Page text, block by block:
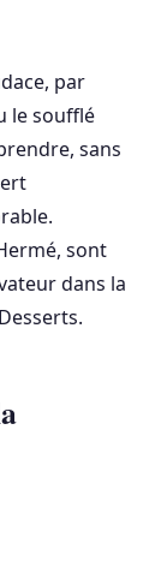
par
le soufflé
sans
sont
dans la